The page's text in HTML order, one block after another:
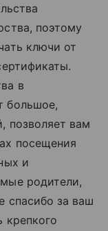
поэтому
ключи от
в
большое,
позволяет вам
посещения
и
родители,
спасибо за ваш